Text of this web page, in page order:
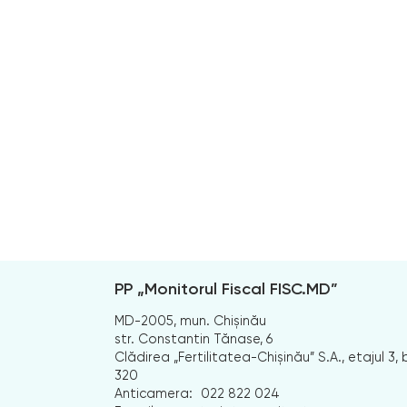
PP „Monitorul Fiscal FISC.MD”
MD-2005, mun. Chișinău
str. Constantin Tănase, 6
Clădirea „Fertilitatea-Chișinău” S.A., etajul 3,
320
Anticamera:
022 822 024